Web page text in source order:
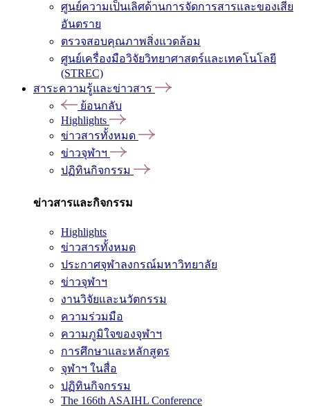
ศูนย์ความเป็นเลิศด้านการจัดการสารและของเสีย
อันตราย
ตรวจสอบคุณภาพสิ่งแวดล้อม
ศูนย์เครื่องมือวิจัยวิทยาศาสตร์และเทคโนโลยี
(STREC)
สาระความรู้และข่าวสาร
ย้อนกลับ
Highlights
ข่าวสารทั้งหมด
ข่าวจุฬาฯ
ปฏิทินกิจกรรม
ข่าวสารและกิจกรรม
Highlights
ข่าวสารทั้งหมด
ประกาศจุฬาลงกรณ์มหาวิทยาลัย
ข่าวจุฬาฯ
งานวิจัยและนวัตกรรม
ความร่วมมือ
ความภูมิใจของจุฬาฯ
การศึกษาและหลักสูตร
จุฬาฯ ในสื่อ
ปฏิทินกิจกรรม
The 166th ASAIHL Conference